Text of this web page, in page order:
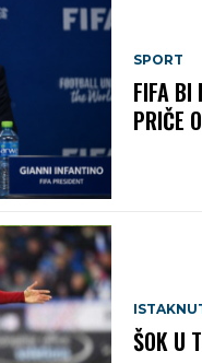
SPORT
FIFA BI
PRIČE
ŠOK U